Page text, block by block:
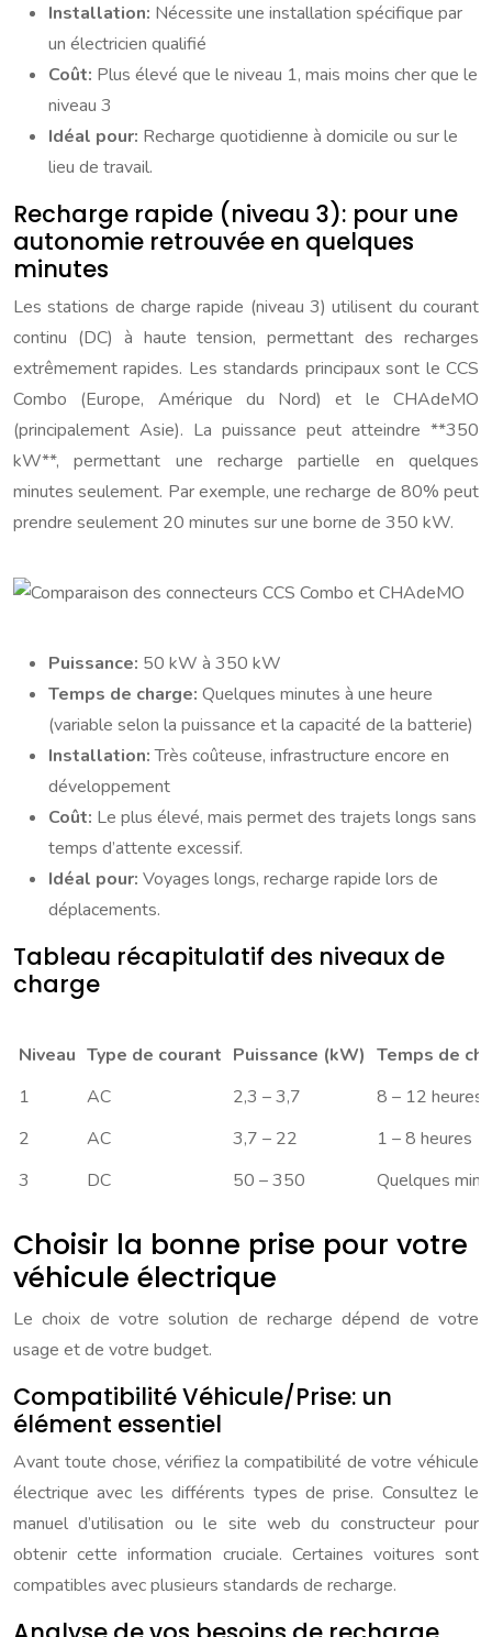
Installation: Nécessite une installation spécifique par
un électricien qualifié
Coût: Plus élevé que le niveau 1, mais moins cher que le
niveau 3
Idéal pour: Recharge quotidienne à domicile ou sur le
lieu de travail.
Recharge rapide (niveau 3): pour une
autonomie retrouvée en quelques
minutes
Les stations de charge rapide (niveau 3) utilisent du courant
continu (DC) à haute tension, permettant des recharges
extrêmement rapides. Les standards principaux sont le CCS
Combo (Europe, Amérique du Nord) et le CHAdeMO
(principalement Asie). La puissance peut atteindre **350
kW**, permettant une recharge partielle en quelques
minutes seulement. Par exemple, une recharge de 80% peut
prendre seulement 20 minutes sur une borne de 350 kW.
Puissance: 50 kW à 350 kW
Temps de charge: Quelques minutes à une heure
(variable selon la puissance et la capacité de la batterie)
Installation:Très coûteuse, infrastructure encore en
développement
Coût: Le plus élevé, mais permet des trajets longs sans
temps d’attente excessif.
Idéal pour: Voyages longs, recharge rapide lors de
déplacements.
Tableau récapitulatif des niveaux de
charge
Niveau Type de courant Puissance (kW) Temps de
1
AC 2,3 – 3,7
8 – 12 heures
2
AC 3,7 – 22
1 – 8 heures
3
DC 50 – 350 Quelques
Choisir la bonne prise pour votre
véhicule électrique
Le choix de votre solution de recharge dépend de votre
usage et de votre budget.
Compatibilité Véhicule/Prise: un
élément essentiel
Avant toute chose, vérifiez la compatibilité de votre véhicule
électrique avec les différents types de prise. Consultez le
manuel d’utilisation ou le site web du constructeur pour
obtenir cette information cruciale. Certaines voitures sont
compatibles avec plusieurs standards de recharge.